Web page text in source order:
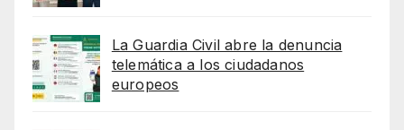
La Guardia Civil abre la denuncia
telemática a los ciudadanos
europeos